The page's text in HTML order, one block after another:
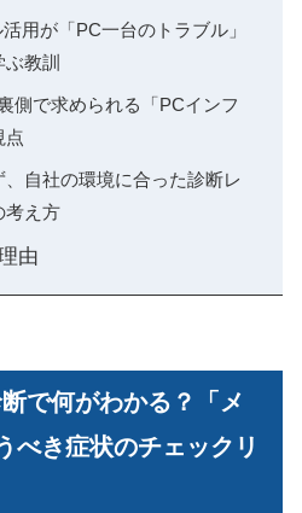
用が「PC一台のトラブル」
教訓
側で求められる「PCインフ
点
自社の環境に合った診断レ
考え方
由
で何がわかる？「メ
べき症状のチェックリ